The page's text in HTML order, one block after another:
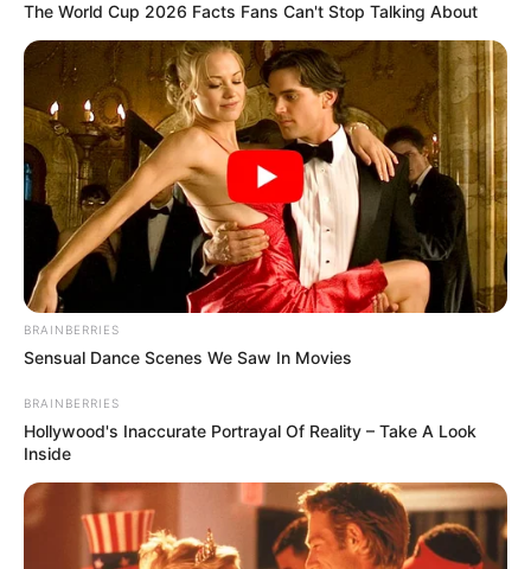
The World Cup 2026 Facts Fans Can't Stop Talking About
BRAINBERRIES
Sensual Dance Scenes We Saw In Movies
BRAINBERRIES
Hollywood's Inaccurate Portrayal Of Reality – Take A Look
Inside